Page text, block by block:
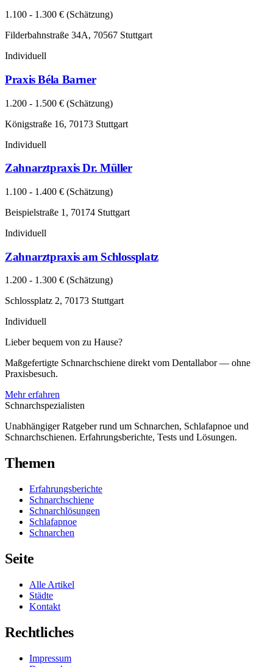
1.100 - 1.300 € (Schätzung)
Filderbahnstraße 34A, 70567 Stuttgart
Individuell
Praxis Béla Barner
1.200 - 1.500 € (Schätzung)
Königstraße 16, 70173 Stuttgart
Individuell
Zahnarztpraxis Dr. Müller
1.100 - 1.400 € (Schätzung)
Beispielstraße 1, 70174 Stuttgart
Individuell
Zahnarztpraxis am Schlossplatz
1.200 - 1.300 € (Schätzung)
Schlossplatz 2, 70173 Stuttgart
Individuell
Lieber bequem von zu Hause?
Maßgefertigte Schnarchschiene direkt vom Dentallabor — ohne
Praxisbesuch.
Mehr erfahren
Schnarchspezialisten
Unabhängiger Ratgeber rund um Schnarchen, Schlafapnoe und
Schnarchschienen. Erfahrungsberichte, Tests und Lösungen.
Themen
Erfahrungsberichte
Schnarchschiene
Schnarchlösungen
Schlafapnoe
Schnarchen
Seite
Alle Artikel
Städte
Kontakt
Rechtliches
Impressum